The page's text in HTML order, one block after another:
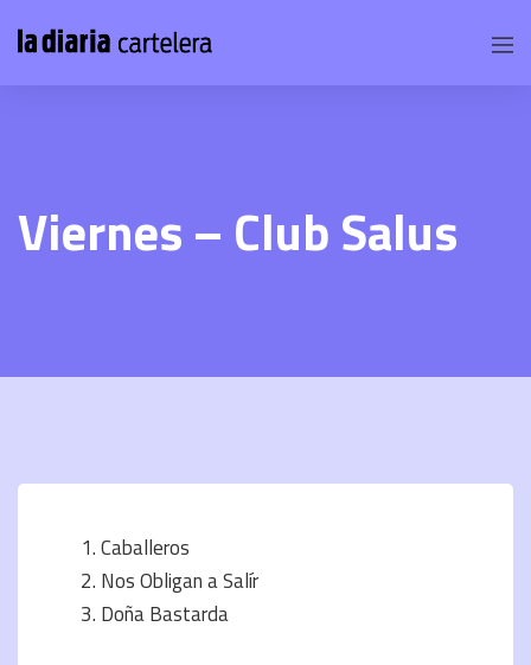
Viernes – Club Salus
Caballeros
Nos Obligan a Salír
Doña Bastarda